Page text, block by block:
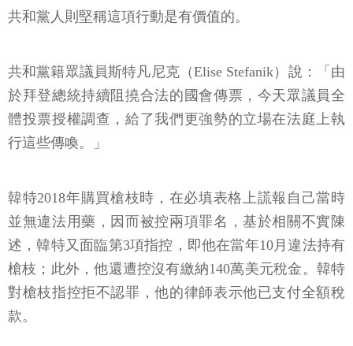
共和黨人則堅稱這項行動是有價值的。
共和黨籍眾議員斯特凡尼克（Elise Stefanik）說：「由
於拜登總統持續阻撓合法的國會傳票，今天眾議員全
體投票授權調查，給了我們更強勢的立場在法庭上執
行這些傳喚。」
韓特2018年購買槍枝時，在必填表格上謊報自己當時
並無違法用藥，因而被控兩項罪名，基於相關不實陳
述，韓特又面臨第3項指控，即他在當年10月違法持有
槍枝；此外，他還遭控沒有繳納140萬美元稅金。韓特
對槍枝指控拒不認罪，他的律師表示他已支付全額稅
款。